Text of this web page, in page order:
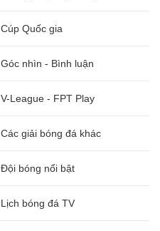
Cúp Quốc gia
Góc nhìn - Bình luận
V-League - FPT Play
Các giải bóng đá khác
Đội bóng nổi bật
Lịch bóng đá TV